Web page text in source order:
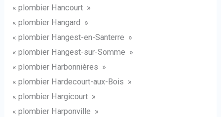
« plombier Hancourt »
« plombier Hangard »
« plombier Hangest-en-Santerre »
« plombier Hangest-sur-Somme »
« plombier Harbonnières »
« plombier Hardecourt-aux-Bois »
« plombier Hargicourt »
« plombier Harponville »